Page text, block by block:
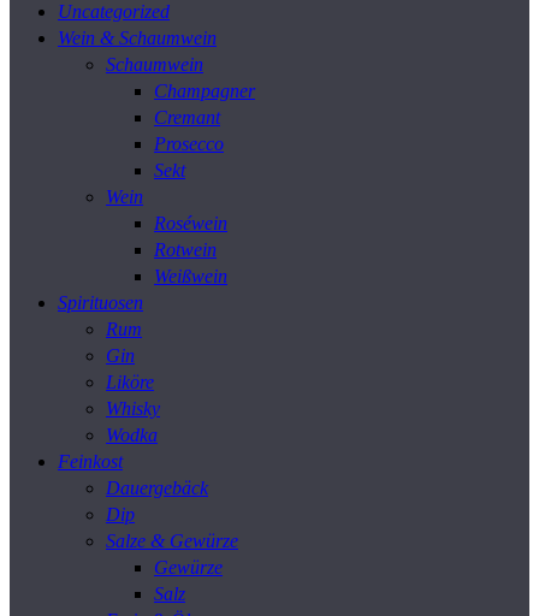
Uncategorized
Wein & Schaumwein
Schaumwein
Champagner
Cremant
Prosecco
Sekt
Wein
Roséwein
Rotwein
Weißwein
Spirituosen
Rum
Gin
Liköre
Whisky
Wodka
Feinkost
Dauergebäck
Dip
Salze & Gewürze
Gewürze
Salz